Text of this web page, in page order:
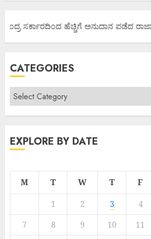
ಸರ್ಕಾರದಿಂದ ಹೆಚ್ಚಿಗೆ ಅನುದಾನ ಪಡೆದ
CATEGORIES
EXPLORE BY DATE
M T W T F
1
2 3 4
7
8 9 10 11